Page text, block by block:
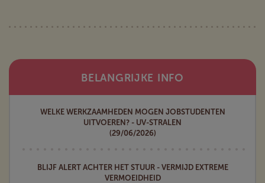
BELANGRIJKE INFO
WELKE WERKZAAMHEDEN MOGEN JOBSTUDENTEN
UITVOEREN? - UV-STRALEN
(29/06/2026)
BLIJF ALERT ACHTER HET STUUR - VERMIJD EXTREME
VERMOEIDHEID